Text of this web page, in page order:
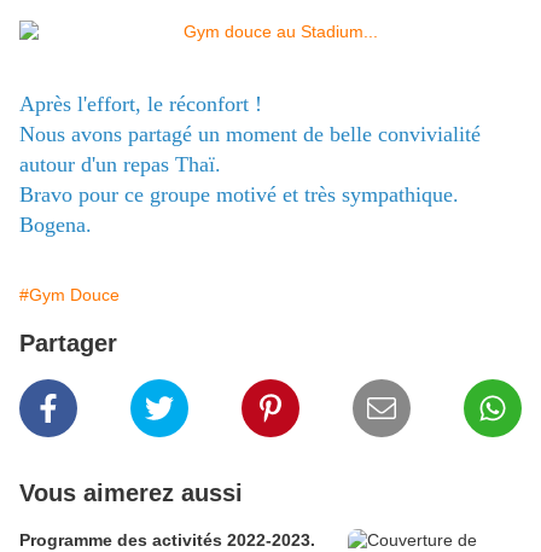
Après l'effort, le réconfort !
Nous avons partagé un moment de belle convivialité
autour d'un repas Thaï.
Bravo pour ce groupe motivé et très sympathique.
Bogena.
#Gym Douce
Partager
Vous aimerez aussi
Programme des activités 2022-2023.